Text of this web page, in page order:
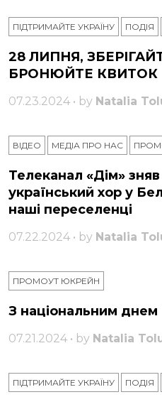
ПІДТРИМАЙТЕ УКРАЇНУ ПОДІЯ
28 ЛИПНЯ,
БРОНЮЙТЕ КВИТОК
07.23.2024 • by Natalia
ВІДЕО МЕДІА ПРО НАС
Телеканал «Дім»
український хор у
наші переселенці
07.22.2024 • by Natalia
ПРОМОУТ ЮКРЕЙН
З національним днем
07.21.2024 • by Natalia
ПІДТРИМАЙТЕ УКРАЇНУ ПОДІЯ